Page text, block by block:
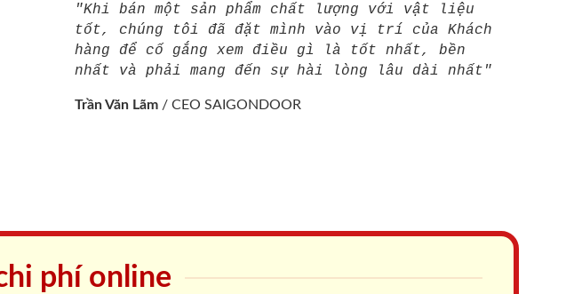
"Khi bán một sản phẩm chất lượng với vật liệu
tốt, chúng tôi đã đặt mình vào vị trí của Khách
hàng để cố gắng xem điều gì là tốt nhất, bền
nhất và phải mang đến sự hài lòng lâu dài nhất"
Trần Văn Lãm / CEO SAIGONDOOR
phí online